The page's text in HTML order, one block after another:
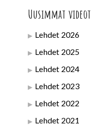
Uusimmat videot
Lehdet 2026
Lehdet 2025
Lehdet 2024
Lehdet 2023
Lehdet 2022
Lehdet 2021